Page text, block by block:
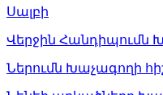
Սալբի
Վերջին Հանդիպումն
Ներումն Խաչագողի